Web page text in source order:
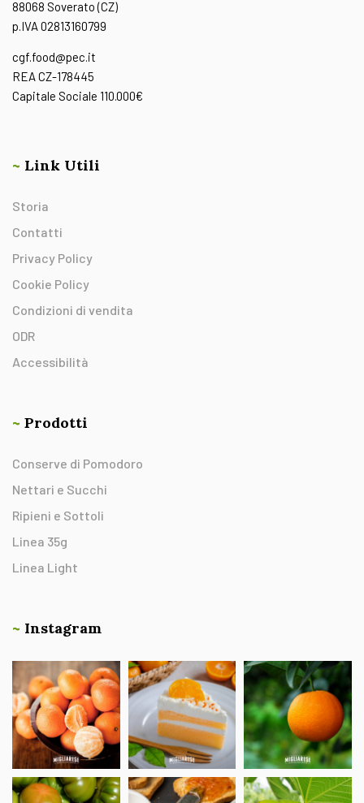
88068 Soverato (CZ)
p.IVA 02813160799
cgf.food@pec.it
REA CZ-178445
Capitale Sociale 110.000€
~ Link Utili
Storia
Contatti
Privacy Policy
Cookie Policy
Condizioni di vendita
ODR
Accessibilità
~ Prodotti
Conserve di Pomodoro
Nettari e Succhi
Ripieni e Sottoli
Linea 35g
Linea Light
~ Instagram